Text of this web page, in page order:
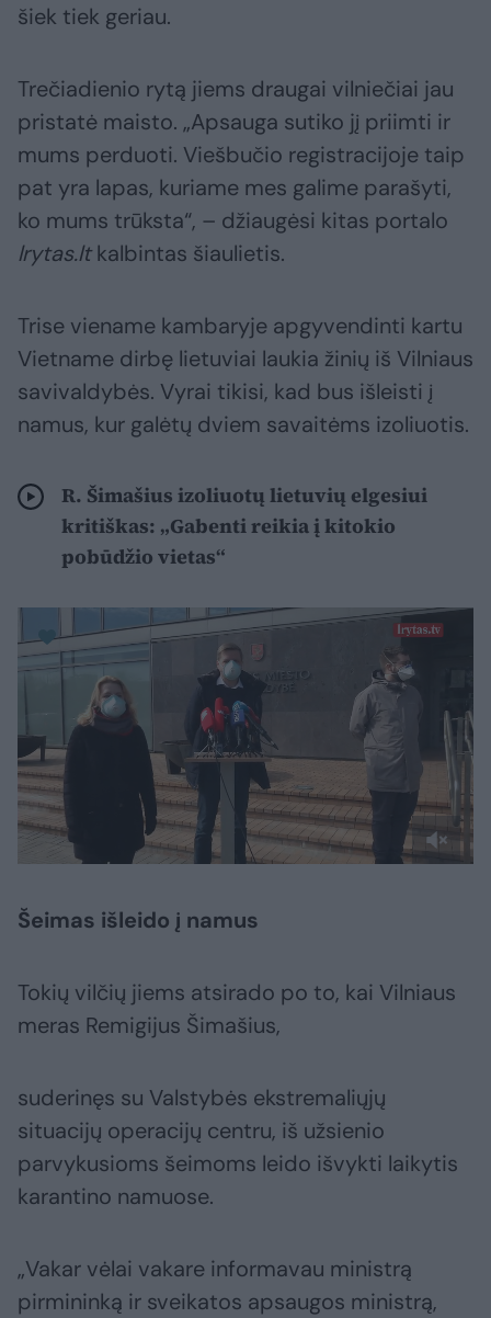
šiek tiek geriau.
Trečiadienio rytą jiems draugai vilniečiai jau
pristatė maisto. „Apsauga sutiko jį priimti ir
mums perduoti. Viešbučio registracijoje taip
pat yra lapas, kuriame mes galime parašyti,
ko mums trūksta“, – džiaugėsi kitas portalo
lrytas.ltkalbintas šiaulietis.
Trise viename kambaryje apgyvendinti kartu
Vietname dirbę lietuviai laukia žinių iš Vilniaus
savivaldybės. Vyrai tikisi, kad bus išleisti į
namus, kur galėtų dviem savaitėms izoliuotis.
R. Šimašius izoliuotų lietuvių elgesiui
kritiškas: „Gabenti reikia į kitokio
pobūdžio vietas“
Šeimas išleido į namus
Tokių vilčių jiems atsirado po to, kai Vilniaus
meras Remigijus Šimašius,
suderinęs su Valstybės ekstremaliųjų
situacijų operacijų centru, iš užsienio
parvykusioms šeimoms leido išvykti laikytis
karantino namuose.
„Vakar vėlai vakare informavau ministrą
pirmininką ir sveikatos apsaugos ministrą,